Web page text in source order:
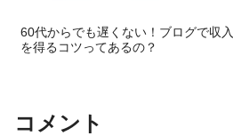
60代からでも遅くない！ブログで収入
を得るコツってあるの？
コメント